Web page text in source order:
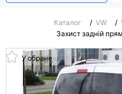
Каталог / VW /
Захист задній
У обране